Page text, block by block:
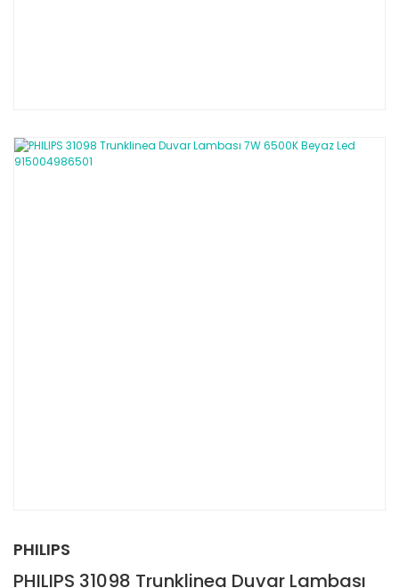
PHILIPS
PHILIPS 31098 Trunklinea Duvar Lambası